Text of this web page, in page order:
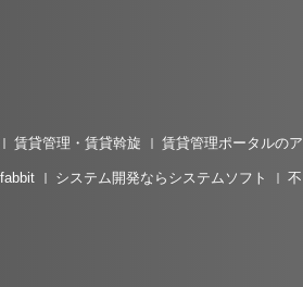
賃貸管理・賃貸斡旋 賃貸管理ポータルのア
システム開発ならシステムソフト 不